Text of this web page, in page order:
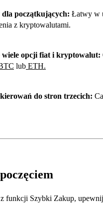
początkujących: Łatwy w
z kryptowalutami.
wiele opcji fiat i kryptowalut:
lub ETH.
do stron trzecich:
funkcji Szybki Zakup,